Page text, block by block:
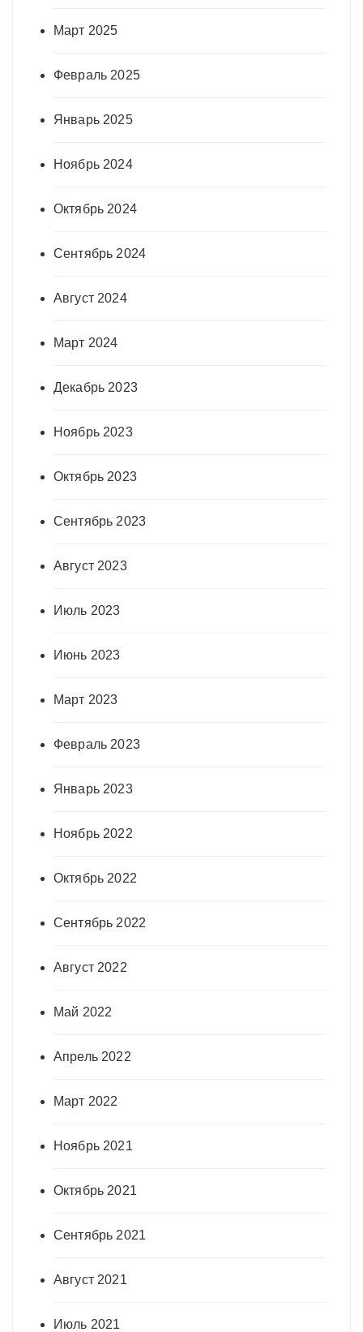
Март 2025
Февраль 2025
Январь 2025
Ноябрь 2024
Октябрь 2024
Сентябрь 2024
Август 2024
Март 2024
Декабрь 2023
Ноябрь 2023
Октябрь 2023
Сентябрь 2023
Август 2023
Июль 2023
Июнь 2023
Март 2023
Февраль 2023
Январь 2023
Ноябрь 2022
Октябрь 2022
Сентябрь 2022
Август 2022
Май 2022
Апрель 2022
Март 2022
Ноябрь 2021
Октябрь 2021
Сентябрь 2021
Август 2021
Июль 2021